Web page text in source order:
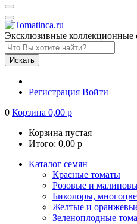
Эксклюзивные коллекционные
Искать
Регистрация Войти
0 Корзина 0,00 р
Корзина пустая
Итого: 0,00 р
Каталог семян
Красные томаты
Розовые и
Биколоры,
Желтые и
Зеленоплодные